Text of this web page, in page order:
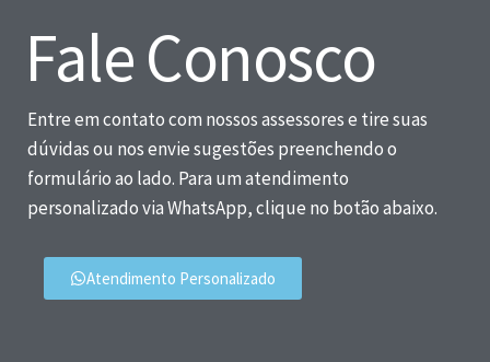
Fale Conosco
Entre em contato com nossos assessores e tire suas
dúvidas ou nos envie sugestões preenchendo o
formulário ao lado. Para um atendimento
personalizado via WhatsApp, clique no botão abaixo.
Atendimento Personalizado